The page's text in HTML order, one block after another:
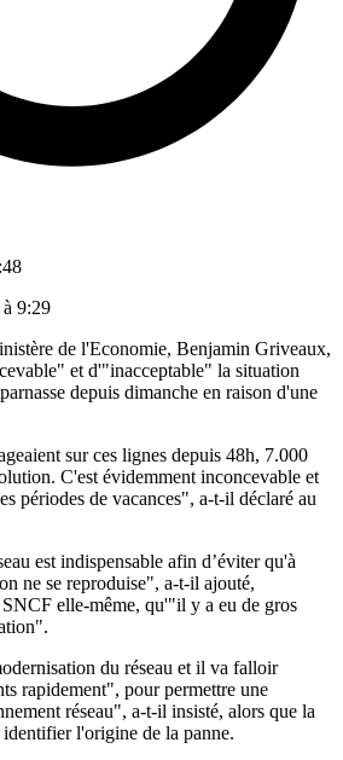
9:29
de l'Economie, Benjamin Griveaux,
et d'"inacceptable" la situation
depuis dimanche en raison d'une
sur ces lignes depuis 48h, 7.000
C'est évidemment inconcevable et
périodes de vacances", a-t-il déclaré au
est indispensable afin d’éviter qu'à
ne se reproduise", a-t-il ajouté,
elle-même, qu'"il y a eu de gros
du réseau et il va falloir
rapidement", pour permettre une
réseau", a-t-il insisté, alors que la
l'origine de la panne.